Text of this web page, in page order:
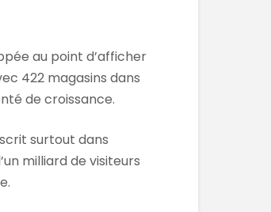
au point d’afficher
422 magasins dans
de croissance.
surtout dans
milliard de visiteurs